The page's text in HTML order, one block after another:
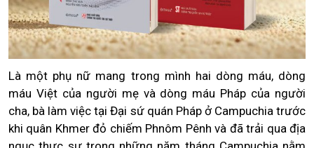
Là một phụ nữ mang trong mình hai dòng máu, dòng
máu Việt của người mẹ và dòng máu Pháp của người
cha, bà làm việc tại Đại sứ quán Pháp ở Campuchia trước
khi quân Khmer đỏ chiếm Phnôm Pênh và đã trải qua địa